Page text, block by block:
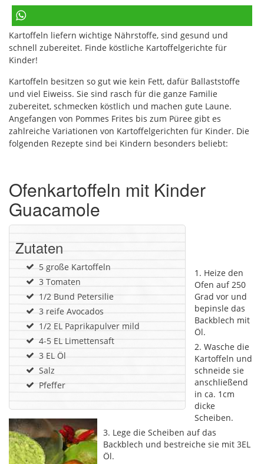
teilen
teilen
Kartoffeln liefern wichtige Nährstoffe, sind gesund und
schnell zubereitet. Finde köstliche Kartoffelgerichte für
Kinder!
Kartoffeln besitzen so gut wie kein Fett, dafür Ballaststoffe
und viel Eiweiss. Sie sind rasch für die ganze Familie
zubereitet, schmecken köstlich und machen gute Laune.
Angefangen von Pommes Frites bis zum Püree gibt es
zahlreiche Variationen von Kartoffelgerichten für Kinder. Die
folgenden Rezepte sind bei Kindern besonders beliebt:
Ofenkartoffeln mit Kinder
Guacamole
Zutaten
5 große Kartoffeln
3 Tomaten
1/2 Bund Petersilie
3 reife Avocados
1/2 EL Paprikapulver mild
4-5 EL Limettensaft
3 EL Öl
Salz
Pfeffer
Heize den
Ofen auf 250
Grad vor und
bepinsle das
Backblech mit
Öl.
Wasche die
Kartoffeln und
schneide sie
anschließend
in ca. 1cm
dicke
Scheiben.
Lege die Scheiben auf das
Backblech und bestreiche sie mit 3EL
Öl.